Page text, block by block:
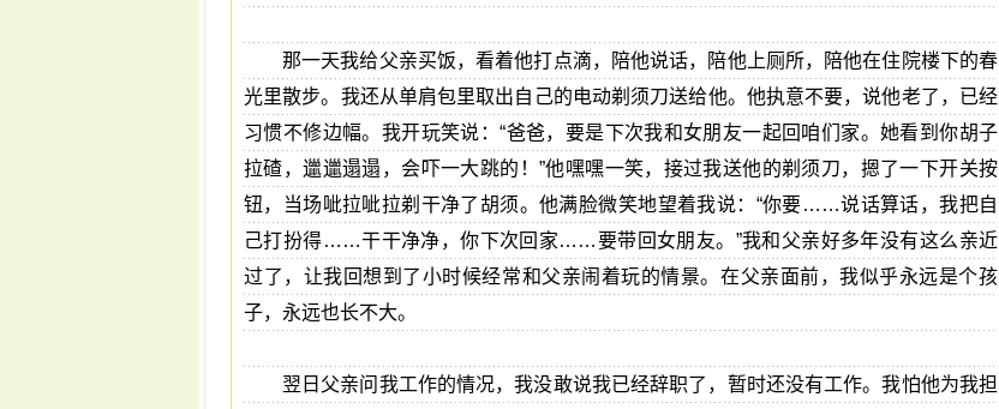
那一天我给父亲买饭，看着他打点滴，陪他说话，陪他上厕所，陪他在住院楼下的春
光里散步。我还从单肩包里取出自己的电动剃须刀送给他。他执意不要，说他老了，已经
习惯不修边幅。我开玩笑说：“爸爸，要是下次我和女朋友一起回咱们家。她看到你胡子
拉碴，邋邋遢遢，会吓一大跳的！”他嘿嘿一笑，接过我送他的剃须刀，摁了一下开关按
钮，当场呲拉呲拉剃干净了胡须。他满脸微笑地望着我说：“你要……说话算话，我把自
己打扮得……干干净净，你下次回家……要带回女朋友。”我和父亲好多年没有这么亲近
过了，让我回想到了小时候经常和父亲闹着玩的情景。在父亲面前，我似乎永远是个孩
子，永远也长不大。
翌日父亲问我工作的情况，我没敢说我已经辞职了，暂时还没有工作。我怕他为我担